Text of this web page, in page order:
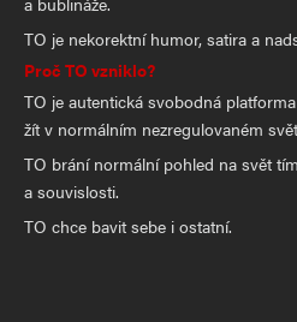
TO je nekorektní humor, satira a
Proč TO vzniklo?
TO je autentická svobodná
žít v normálním nezregulovaném
TO brání normální pohled na svět
a souvislosti.
TO chce bavit sebe i ostatní.